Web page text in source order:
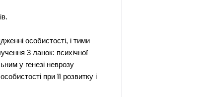
особистості, і тими
3 ланок: психічної
у генезі неврозу
при її розвитку і